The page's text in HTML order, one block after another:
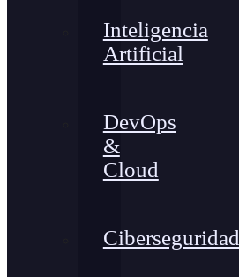
Inteligencia
Artificial
DevOps
&
Cloud
Ciberseguridad